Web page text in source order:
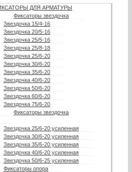
ДЛЯ АРМАТУРЫ
Фиксаторы звездочка
Звездочка 15/4-16
Звездочка 20/5-16
Звездочка 25/5-16
Звездочка 25/8-18
Звездочка 25/6-20
Звездочка 30/6-20
Звездочка 35/6-20
Звездочка 40/6-20
Звездочка 50/6-20
Звездочка 60/6-20
Звездочка 75/6-20
Фиксаторы звездочка
Звездочка 25/6-20 усиленная
Звездочка 30/6-20 усиленная
Звездочка 35/6-20 усиленная
Звездочка 40/6-20 усиленная
Звездочка 50/6-25 усиленная
Фиксаторы опора